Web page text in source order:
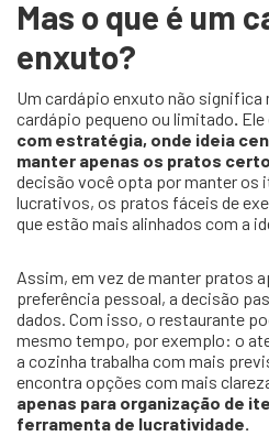
Mas o que é um
enxuto?
Um cardápio enxuto não significa
cardápio pequeno ou limitado. Ele
com estratégia, onde ideia
manter apenas os pratos
decisão você opta por manter os
lucrativos, os pratos fáceis de
que estão mais alinhados com a
Assim, em vez de manter pratos
preferência pessoal, a decisão
dados. Com isso, o restaurante
mesmo tempo, por exemplo: o
a cozinha trabalha com mais
encontra opções com mais
apenas para organização de
ferramenta de lucratividade.